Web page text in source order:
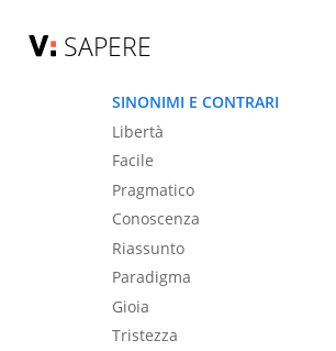
SAPERE
SINONIMI E CONTRARI
Libertà
Facile
Pragmatico
Conoscenza
Riassunto
Paradigma
Gioia
Tristezza